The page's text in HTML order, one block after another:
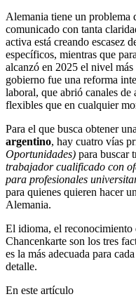
Alemania tiene un problema
comunicado con tanta
activa está creando escasez
específicos, mientras que
alcanzó en 2025 el nivel
gobierno fue una reforma
laboral, que abrió canales de
flexibles que en cualquier
Para el que busca obtener
argentino, hay cuatro vías
Oportunidades) para buscar
trabajador cualificado con
para profesionales
para quienes quieren hacer
Alemania.
El idioma, el reconocimiento
Chancenkarte son los tres
es la más adecuada para
detalle.
En este artículo